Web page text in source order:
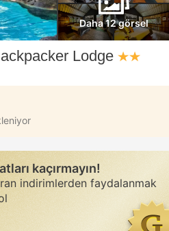
Daha 12 görsel
Lodge
kaçırmayın!
indirimlerden faydalanmak